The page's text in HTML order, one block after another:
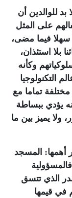
بد للوالدين أن
على المثل
سهلا فيما مضى،
بلا استئذان،
وكأنه
التكنولوجيا
تماما مع
يؤدي ببساطة
ولا يميز بين ما
أهمها: المسجد
الذي تتسق
في قيمها